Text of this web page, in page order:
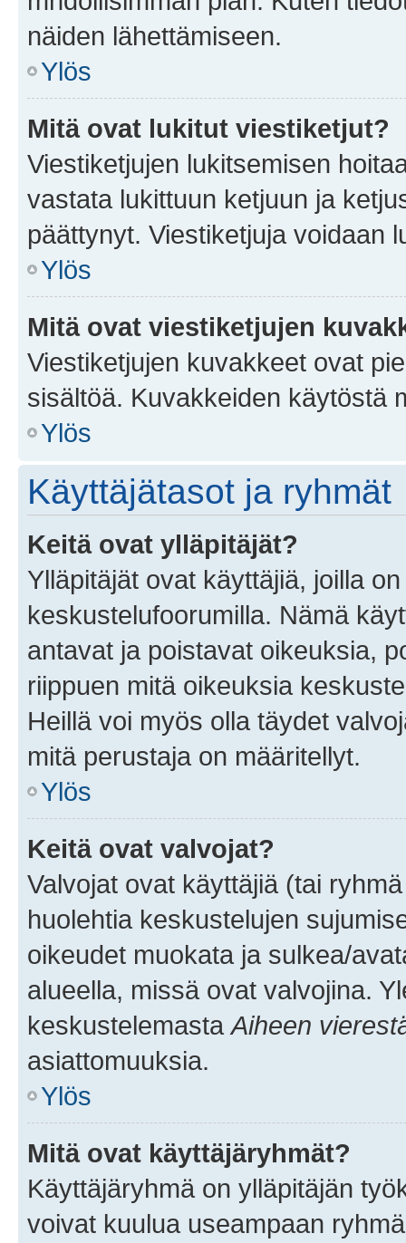
näiden lähettämiseen.
Ylös
Mitä ovat lukitut viestiketjut?
Viestiketjujen lukitsemisen
vastata lukittuun ketjuun ja
päättynyt. Viestiketjuja voidaan
Ylös
Mitä ovat viestiketjujen
Viestiketjujen kuvakkeet ovat
sisältöä. Kuvakkeiden käytöstä
Ylös
Käyttäjätasot ja ryhmät
Keitä ovat ylläpitäjät?
Ylläpitäjät ovat käyttäjiä, joilla
keskustelufoorumilla. Nämä
antavat ja poistavat oikeuksia,
riippuen mitä oikeuksia
Heillä voi myös olla täydet
mitä perustaja on määritellyt.
Ylös
Keitä ovat valvojat?
Valvojat ovat käyttäjiä (tai
huolehtia keskustelujen
oikeudet muokata ja sulkea/
alueella, missä ovat valvojina.
keskustelemasta Aiheen
asiattomuuksia.
Ylös
Mitä ovat käyttäjäryhmät?
Käyttäjäryhmä on ylläpitäjän
voivat kuulua useampaan